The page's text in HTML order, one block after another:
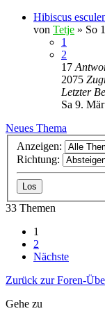
Hibiscus
von Tetje » So
1
2
17
2075
Letzter
Sa 9.
Neues Thema
Anzeigen:
Richtung:
33 Themen
1
2
Nächste
Zurück zur Foren-
Gehe zu